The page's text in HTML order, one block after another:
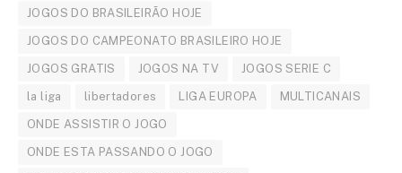
JOGOS DO BRASILEIRÃO HOJE
JOGOS DO CAMPEONATO BRASILEIRO HOJE
JOGOS GRATIS JOGOS NA TV JOGOS SERIE C
la liga libertadores LIGA EUROPA MULTICANAIS
ONDE ASSISTIR O JOGO
ONDE ESTA PASSANDO O JOGO